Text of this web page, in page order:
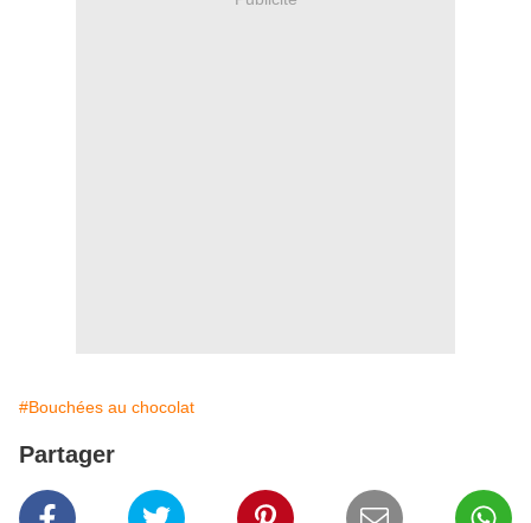
#Bouchées au chocolat
Partager